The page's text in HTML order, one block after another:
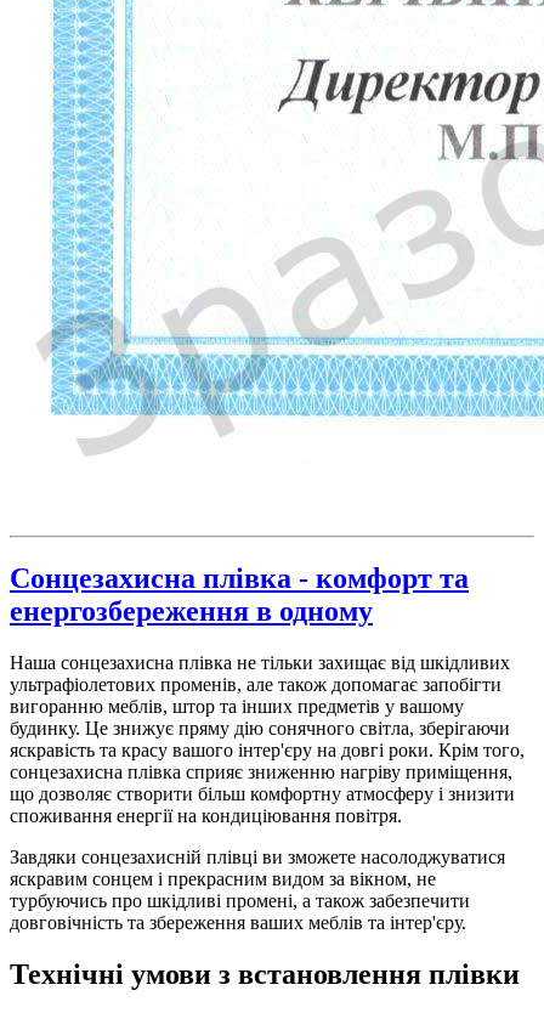
Сонцезахисна плівка - комфорт та
енергозбереження в одному
Наша сонцезахисна плівка не тільки захищає від шкідливих
ультрафіолетових променів, але також допомагає запобігти
вигоранню меблів, штор та інших предметів у вашому
будинку. Це знижує пряму дію сонячного світла, зберігаючи
яскравість та красу вашого інтер'єру на довгі роки. Крім того,
сонцезахисна плівка сприяє зниженню нагріву приміщення,
що дозволяє створити більш комфортну атмосферу і знизити
споживання енергії на кондиціювання повітря.
Завдяки сонцезахисній плівці ви зможете насолоджуватися
яскравим сонцем і прекрасним видом за вікном, не
турбуючись про шкідливі промені, а також забезпечити
довговічність та збереження ваших меблів та інтер'єру.
Технічні умови з встановлення плівки